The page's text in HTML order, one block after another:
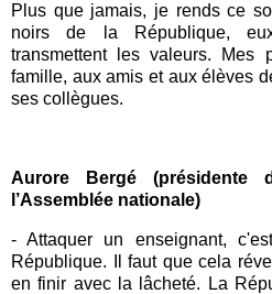
Plus que jamais, je rends ce
noirs de la République,
transmettent les valeurs. Mes
famille, aux amis et aux élèves
ses collègues.
Aurore Bergé (présidente
l’Assemblée nationale)
-Attaquer un enseignant,
République. Il faut que cela
en finir avec la lâcheté. La